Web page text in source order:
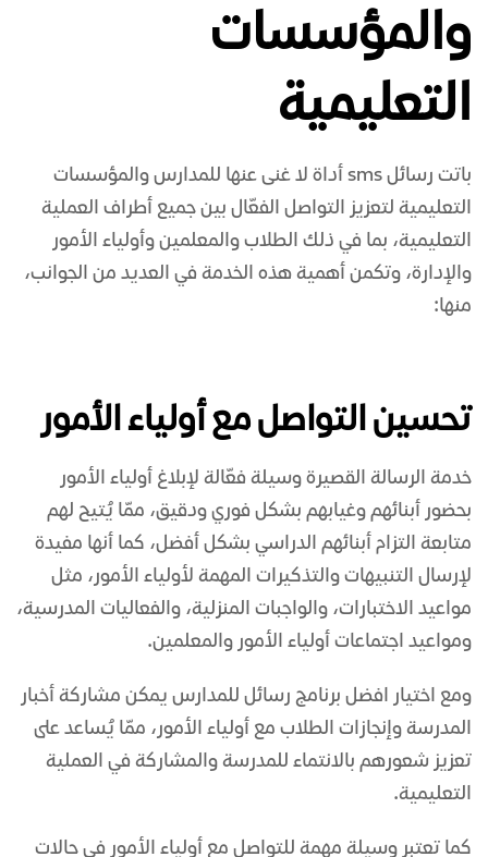
والمؤسسات
التعليمية
باتت رسائل sms
أداة لا غنى عنها للمدارس والمؤسسات
التعليمية لتعزيز التواصل الفعّال بين جميع أطراف العملية
التعليمية، بما في ذلك الطلاب والمعلمين وأولياء الأمور
والإدارة، وتكمن أهمية هذه الخدمة في العديد من الجوانب،
منها:
تحسين التواصل مع أولياء الأمور
خدمة الرسالة القصيرةوسيلة فعّالة لإبلاغ أولياء الأمور
بحضور أبنائهم وغيابهم بشكل فوري ودقيق، ممّا يُتيح لهم
متابعة التزام أبنائهم الدراسي بشكل أفضل، كما أنها مفيدة
لإرسال التنبيهات والتذكيرات المهمة لأولياء الأمور، مثل
مواعيد الاختبارات، والواجبات المنزلية، والفعاليات المدرسية،
ومواعيد اجتماعات أولياء الأمور والمعلمين.
ومع اختيار افضل برنامج رسائل للمدارس يمكن مشاركة أخبار
المدرسة وإنجازات الطلاب مع أولياء الأمور، ممّا يُساعد على
تعزيز شعورهم بالانتماء للمدرسة والمشاركة في العملية
التعليمية.
كما تعتبر وسيلة مهمة للتواصل مع أولياء الأمور في حالات